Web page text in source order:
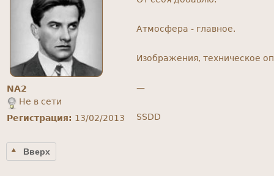
NA2
Не в сети
Регистрация: 13/02/2013
Атмосфера - главное.
Изображения, техническое
—
SSDD
Вверх